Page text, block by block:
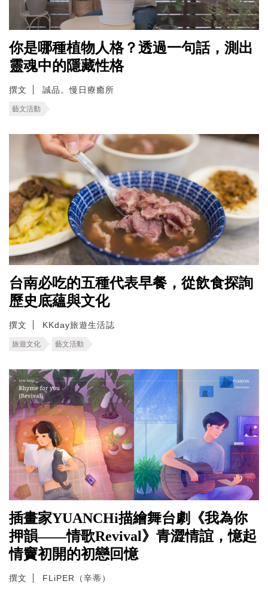
你是哪種植物人格？透過一句話，測出
靈魂中的隱藏性格
撰文 誠品。慢日療癒所
藝文活動
台南必吃的五種代表早餐，從飲食探詢
歷史底蘊與文化
撰文 KKday旅遊生活誌
旅遊文化 藝文活動
插畫家YUANCHi描繪舞台劇《我為你
押韻——情歌Revival》青澀情誼，憶起
情竇初開的初戀回憶
撰文 FLiPER（辛蒂）